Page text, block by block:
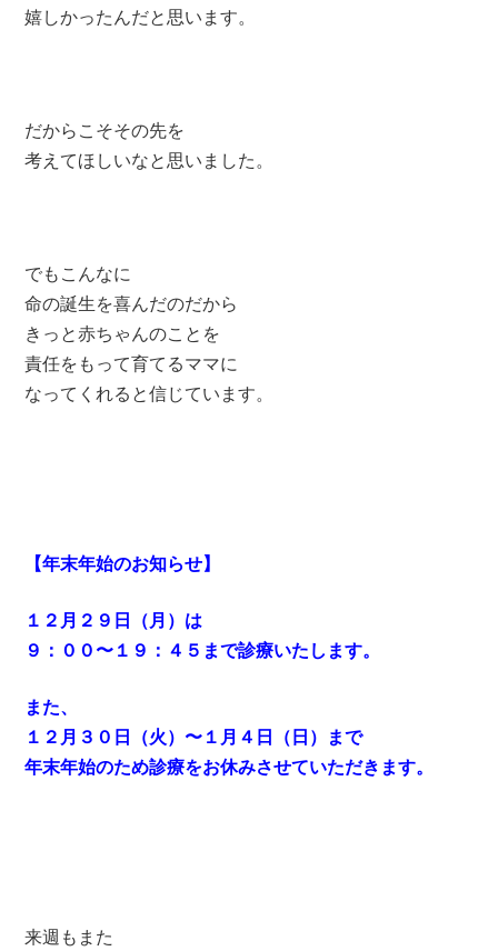
嬉しかったんだと思います。
だからこそその先を
考えてほしいなと思いました。
でもこんなに
命の誕生を喜んだのだから
きっと赤ちゃんのことを
責任をもって育てるママに
なってくれると信じています。
【年末年始のお知らせ】
１２月２９日（月）は
９：００〜１９：４５まで診療いたします。
また、
１２月３０日（火）〜１月４日（日）まで
年末年始のため診療をお休みさせていただきます。
来週もまた